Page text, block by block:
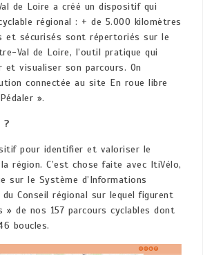
de Loire a créé un dispositif qui
régional : + de 5.000 kilomètres
et sécurisés sont répertoriés sur le
Val de Loire, l’outil pratique qui
et visualiser son parcours. On
connectée au site En roue libre
».
?
pour identifier et valoriser le
région. C’est chose faite avec ItiVélo,
sur le Système d’Informations
du Conseil régional sur lequel figurent
de nos 157 parcours cyclables dont
boucles.